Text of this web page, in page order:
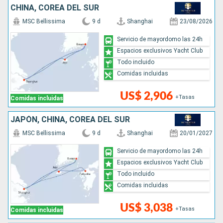
CHINA, COREA DEL SUR
Comidas incluidas
MSC Bellissima 9 d Shanghai 23/08/2026
US$ 2,906 +Tasas
Servicio de mayordomo las 24h
Espacios exclusivos Yacht Club
Todo incluido
Comidas incluidas
JAPÓN, CHINA, COREA DEL SUR
Comidas incluidas
MSC Bellissima 9 d Shanghai 20/01/2027
US$ 3,038 +Tasas
Servicio de mayordomo las 24h
Espacios exclusivos Yacht Club
Todo incluido
Comidas incluidas